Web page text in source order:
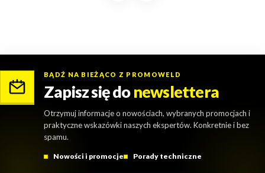
BĄDŹ NA BIEŻĄCO Z PROMOWELD
Zapisz się donewslettera
Otrzymuj informacje o nowościach, wybranych promocjach i
praktyczne wskazówki naszych ekspertów. Konkretnie i bez
spamu.
Nowości i promocje Porady techniczne